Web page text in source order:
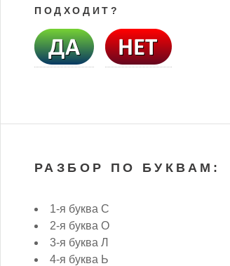
ПОДХОДИТ?
РАЗБОР ПО БУКВАМ:
1-я буква С
2-я буква О
3-я буква Л
4-я буква Ь